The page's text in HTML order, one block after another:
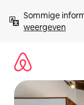
direct
naar
Sommige
weergeven